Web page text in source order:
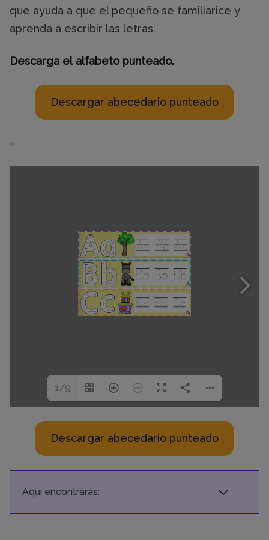
que ayuda a que el pequeño se familiarice y
aprenda a escribir las letras.
Descarga el alfabeto punteado.
Descargar abecedario punteado
1/9
Descargar abecedario punteado
Aquí encontrarás: